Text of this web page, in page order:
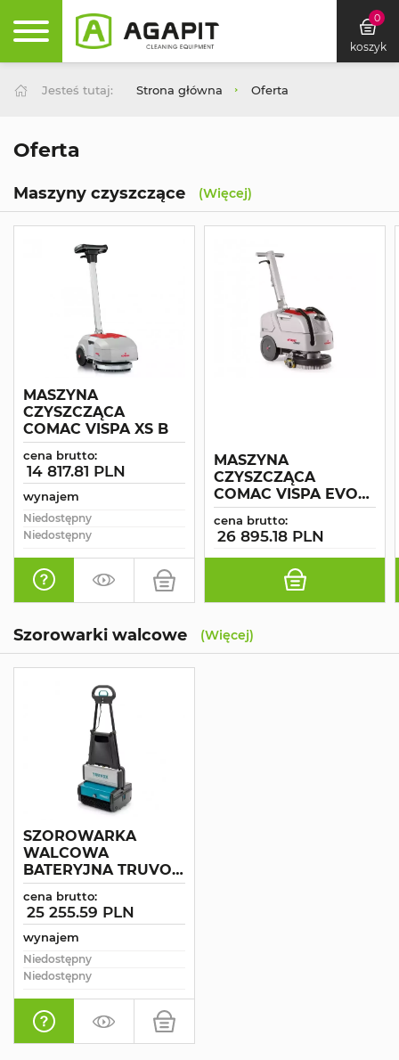
0
koszyk
Jesteś tutaj: Strona główna Oferta
Oferta
Maszyny czyszczące (Więcej)
MASZYNA
CZYSZCZĄCA
COMAC VISPA XS B
cena brutto:
14 817.81 PLN
wynajem
Niedostępny
Niedostępny
MASZYNA
CZYSZCZĄCA
COMAC VISPA EVO
LI-ION
cena brutto:
26 895.18 PLN
Szorowarki walcowe (Więcej)
SZOROWARKA
WALCOWA
BATERYJNA TRUVOX
MULTIWASH 340 BP
cena brutto:
25 255.59 PLN
wynajem
Niedostępny
Niedostępny